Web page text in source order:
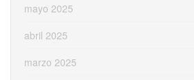
mayo 2025
abril 2025
marzo 2025